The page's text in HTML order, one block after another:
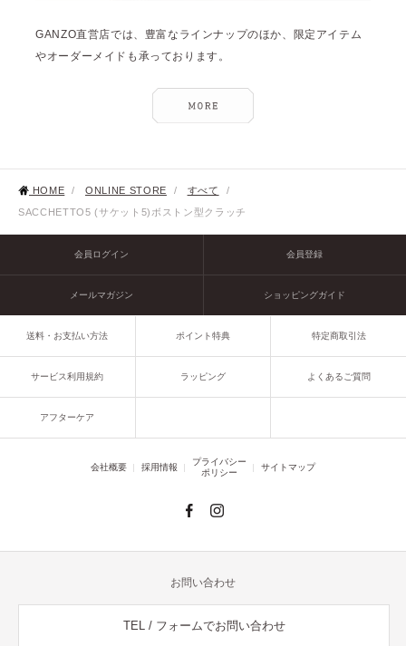
GANZO直営店では、豊富なラインナップのほか、限定アイテム
やオーダーメイドも承っております。
HOME / ONLINE STORE / すべて
/
SACCHETTO5 (サケット5)ボストン型クラッチ
会員ログイン 会員登録
メールマガジン ショッピングガイド
送料・お支払い方法 ポイント特典 特定商取引法
サービス利用規約 ラッピング よくあるご質問
アフターケア
会社概要 採用情報
プライバシー
ポリシー
サイトマップ
お問い合わせ
TEL / フォームでお問い合わせ